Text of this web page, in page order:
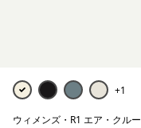
+1
ウィメンズ・R1 エア・クルー